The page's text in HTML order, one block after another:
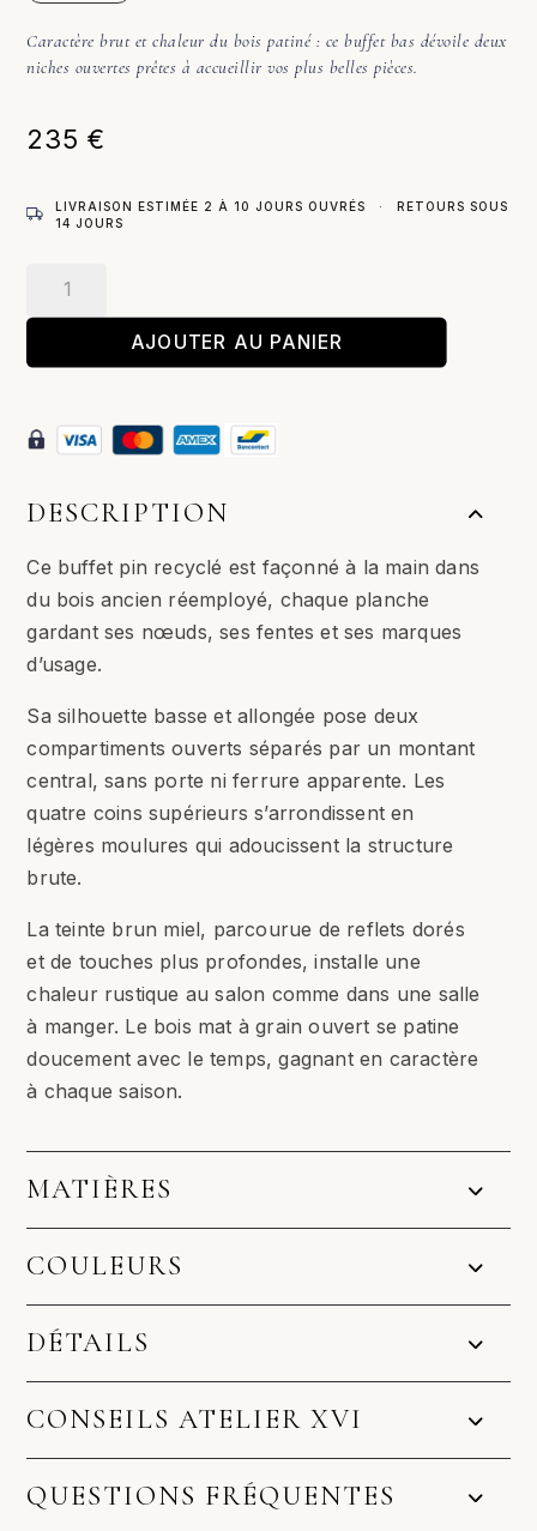
Caractère brut et chaleur du bois patiné : ce buffet bas dévoile deux
niches ouvertes prêtes à accueillir vos plus belles pièces.
235€
LIVRAISON ESTIMÉE 2 À 10 JOURS OUVRÉS ·
RETOURS SOUS
14 JOURS
–
Naturel
AJOUTER AU PANIER
DESCRIPTION
Ce buffet pin recyclé est façonné à la main dans
du bois ancien réemployé, chaque planche
gardant ses nœuds, ses fentes et ses marques
d’usage.
Sa silhouette basse et allongée pose deux
compartiments ouverts séparés par un montant
central, sans porte ni ferrure apparente. Les
quatre coins supérieurs s’arrondissent en
légères moulures qui adoucissent la structure
brute.
La teinte brun miel, parcourue de reflets dorés
et de touches plus profondes, installe une
chaleur rustique au salon comme dans une salle
à manger. Le bois mat à grain ouvert se patine
doucement avec le temps, gagnant en caractère
à chaque saison.
MATIÈRES
COULEURS
DÉTAILS
CONSEILS ATELIER XVI
QUESTIONS FRÉQUENTES